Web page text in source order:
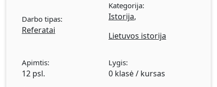
Darbo tipas:
Referatai
Kategorija:
Istorija,
Lietuvos istorija
Apimtis:
12 psl.
Lygis:
0 klasė / kursas